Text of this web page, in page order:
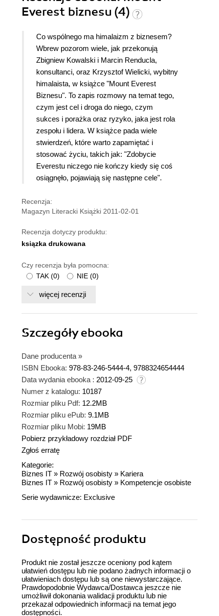
Everest biznesu (4)
Co wspólnego ma himalaizm z biznesem?
Wbrew pozorom wiele, jak przekonują
Zbigniew Kowalski i Marcin Renducla,
konsultanci, oraz Krzysztof Wielicki, wybitny
himalaista, w książce "Mount Everest
Biznesu". To zapis rozmowy na temat tego,
czym jest cel i droga do niego, czym
sukces i porażka oraz ryzyko, jaka jest rola
zespołu i lidera. W książce pada wiele
stwierdzeń, które warto zapamiętać i
stosować życiu, takich jak: "Zdobycie
Everestu niczego nie kończy kiedy się coś
osiągnęło, pojawiają się następne cele".
Recenzja:
Magazyn Literacki Książki 2011-02-01
Recenzja dotyczy produktu:
ksiązka drukowana
Czy recenzja była pomocna:
TAK (0) NIE (0)
więcej recenzji
Szczegółyebooka
Dane producenta »
ISBN Ebooka: 978-83-246-5444-4, 9788324654444
Data wydania ebooka : 2012-09-25
Numer z katalogu: 10187
Rozmiar pliku Pdf: 12.2MB
Rozmiar pliku ePub: 9.1MB
Rozmiar pliku Mobi: 19MB
Pobierz przykładowy rozdział PDF
Zgłoś erratę
Kategorie:
Biznes IT » Rozwój osobisty » Kariera
Biznes IT » Rozwój osobisty » Kompetencje osobiste
Serie wydawnicze: Exclusive
Dostępność produktu
Produkt nie został jeszcze oceniony pod kątem
ułatwień dostępu lub nie podano żadnych informacji o
ułatwieniach dostępu lub są one niewystarczające.
Prawdopodobnie Wydawca/Dostawca jeszcze nie
umożliwił dokonania walidacji produktu lub nie
przekazał odpowiednich informacji na temat jego
dostępności.